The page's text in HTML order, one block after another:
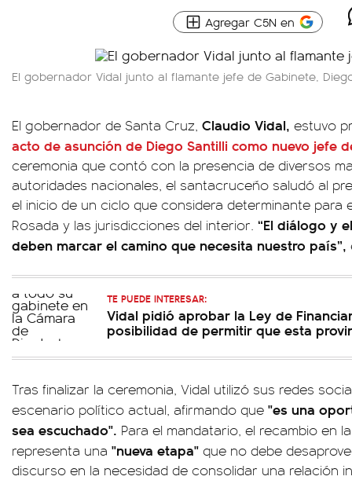
Agregar C5N en
El gobernador Vidal junto al flamante jefe de Gabinete,
El gobernador de Santa Cruz, Claudio Vidal, estuvo
acto de asunción de Diego Santilli como nuevo jefe
ceremonia que contó con la presencia de diversos
autoridades nacionales, el santacruceño saludó al
el inicio de un ciclo que considera determinante para
Rosada y las jurisdicciones del interior. “El diálogo y
deben marcar el camino que necesita nuestro país”,
TE PUEDE INTERESAR:
Vidal pidió aprobar la Ley de
posibilidad de permitir que esta
Tras finalizar la ceremonia, Vidal utilizó sus redes
escenario político actual, afirmando que "es una
sea escuchado". Para el mandatario, el recambio en
representa una "nueva etapa" que no debe
discurso en la necesidad de consolidar una relación